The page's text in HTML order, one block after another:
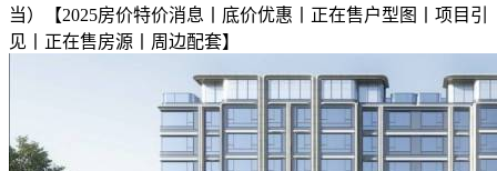
当）【2025房价特价消息丨底价优惠丨正在售户型图丨项目引
见丨正在售房源丨周边配套】